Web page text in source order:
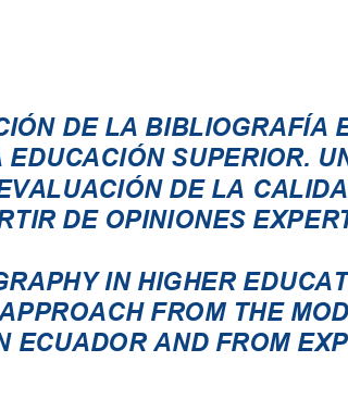
DE LA BIBLIOGRAFÍA
SUPERIOR.
DE LA
DE OPINIONES
IN HIGHER
FROM THE
ECUADOR AND FROM